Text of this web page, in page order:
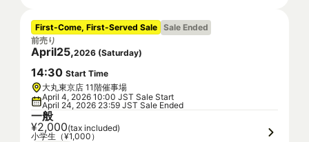
First-Come, First-Served Sale Sale Ended
前売り
April25,2026 (Saturday)
14:30 Start Time
大丸東京店 11階催事場
April 4, 2026 10:00 JST Sale Start
April 24, 2026 23:59 JST Sale Ended
一般
¥2,000(tax included)
小学生（¥1,000）